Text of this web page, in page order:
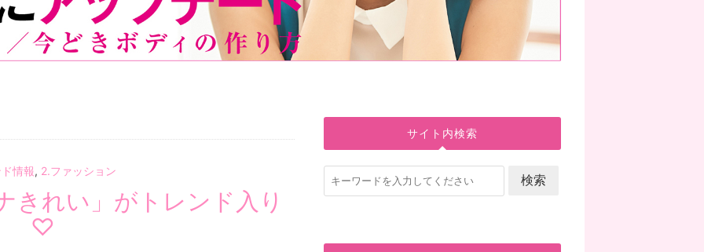
情報, 2.ファッション
きれい」がトレンド入り
♡
サイト内検索